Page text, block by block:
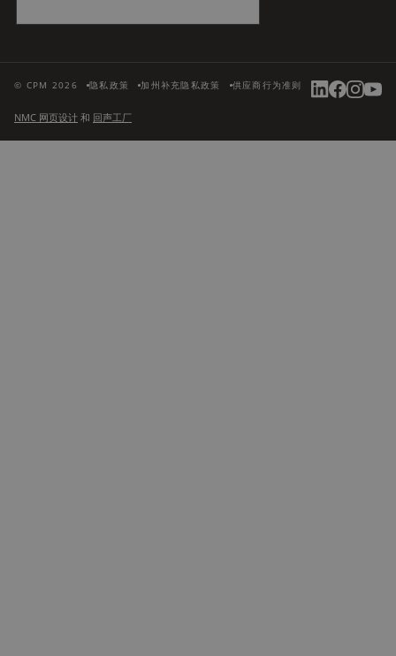
© CPM 2026 隐私政策 加州补充隐私政策 供应商行为准则
NMC 网页设计 和 回声工厂